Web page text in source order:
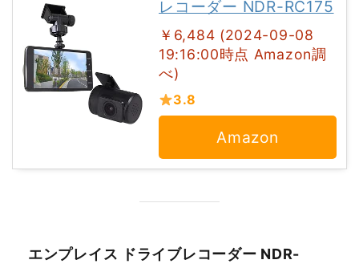
レコーダー NDR-RC175
￥6,484 (2024-09-08
19:16:00時点 Amazon調
べ)
3.8
Amazon
エンプレイス ドライブレコーダー NDR-